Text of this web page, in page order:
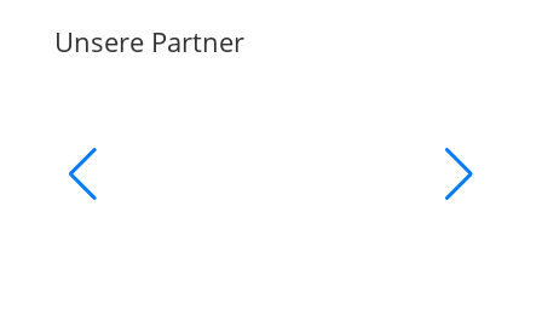
Unsere Partner